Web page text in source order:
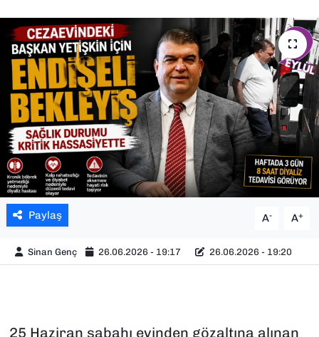
Paylaş A- A+
Sinan Genç 26.06.2026 - 19:17 26.06.2026 - 19:20
25 Haziran sabahı evinden gözaltına alınan
YAŞAM
YEREL YÖNETİMLER